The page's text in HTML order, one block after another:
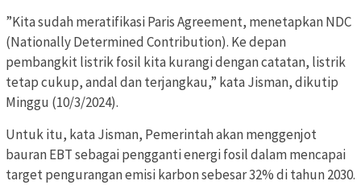
”Kita sudah meratifikasi Paris Agreement, menetapkan NDC
(Nationally Determined Contribution). Ke depan
pembangkit listrik fosil kita kurangi dengan catatan, listrik
tetap cukup, andal dan terjangkau,” kata Jisman, dikutip
Minggu (10/3/2024).
Untuk itu, kata Jisman, Pemerintah akan menggenjot
bauran EBT sebagai pengganti energi fosil dalam mencapai
target pengurangan emisi karbon sebesar 32% di tahun 2030.